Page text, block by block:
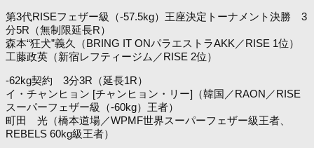
第3代RISEフェザー級（-57.5kg）王座決定トーナメント決勝 3
分5R（無制限延長R）
森本“狂犬”義久（BRING IT ONパラエストラAKK／RISE 1位）
工藤政英（新宿レフティージム／RISE 2位）
-62kg契約 3分3R（延長1R）
イ・チャンヒョン [チャンヒョン・リー]（韓国／RAON／RISE
スーパーフェザー級（-60kg）王者）
町田 光（橋本道場／WPMF世界スーパーフェザー級王者、
REBELS 60kg級王者）